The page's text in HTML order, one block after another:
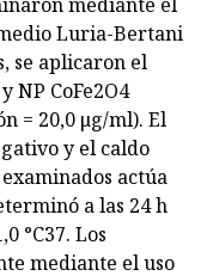
Luria-Bertani
se aplicaron el
NP CoFe2O4
= 20,0 μg/ml). El
y el caldo
actúa
a las 24 h
°C37. Los
mediante el uso